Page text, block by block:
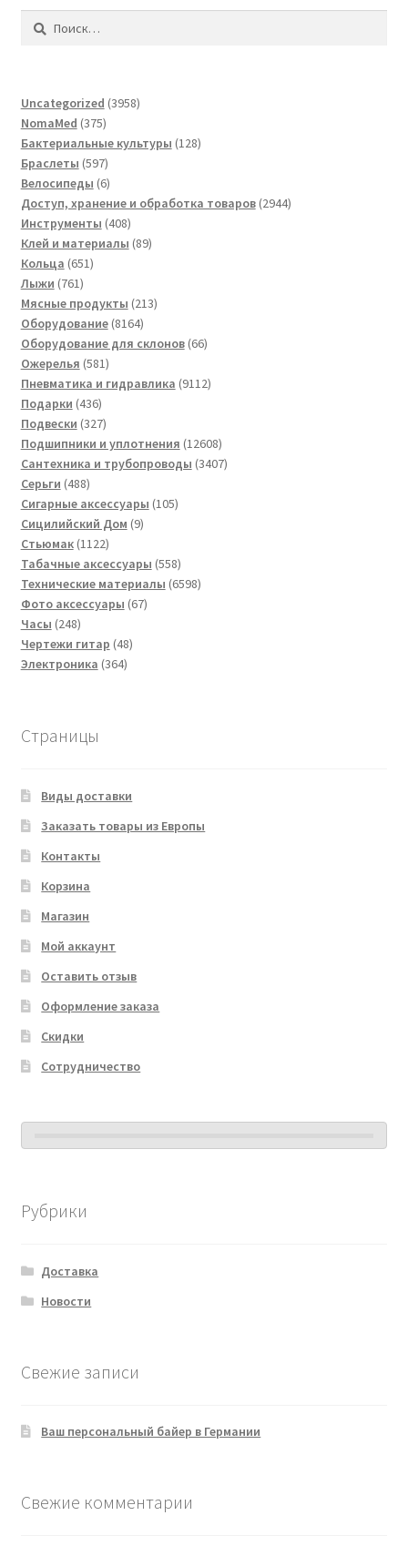
Найти:
Uncategorized 39583958
NomaMed 375375
товаров
Бактериальные культуры 128128
Браслеты 597597
товаров
Велосипеды 66
товаров
Доступ, хранение и обработка товаров 29442944
Инструменты 408408
товаров
Клей и материалы 8989
Кольца 651651
Лыжи 761761
товар
Мясные продукты 213213
Оборудование 81648164
товара
Оборудование для склонов 6666
Ожерелья 581581
товар
Пневматика и гидравлика 91129112
Подарки 436436
товаров
Подвески 327327
товаров
Подшипники и уплотнения 1260812608
товаров
Сантехника и трубопроводы 34073407
Серьги 488488
товаров
Сигарные аксессуары 105105
Сицилийский Дом 99
Стьюмак 11221122
товара
Табачные аксессуары 558558
товаров
Технические материалы 65986598
Фото аксессуары 6767
Часы 248248
товаров
Чертежи гитар 4848
Электроника 364364
Страницы
Виды доставки
Заказать товары из Европы
Контакты
Корзина
Магазин
Мой аккаунт
Оставить отзыв
Оформление заказа
Скидки
Сотрудничество
Рубрики
Доставка
Новости
Свежие записи
Ваш персональный байер в Германии
Свежие комментарии